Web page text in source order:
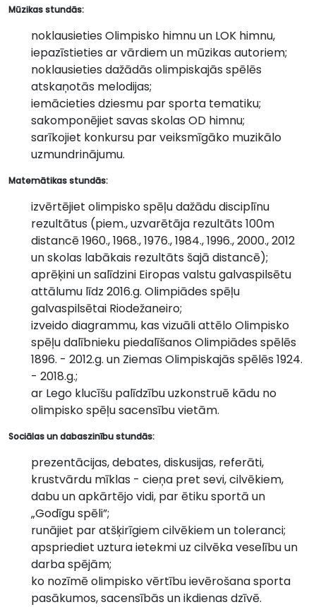
Mūzikas stundās:
noklausieties Olimpisko himnu un LOK himnu,
iepazīstieties ar vārdiem un mūzikas autoriem;
noklausieties dažādās olimpiskajās spēlēs
atskaņotās melodijas;
iemācieties dziesmu par sporta tematiku;
sakomponējiet savas skolas OD himnu;
sarīkojiet konkursu par veiksmīgāko muzikālo
uzmundrinājumu.
Matemātikas stundās:
izvērtējiet olimpisko spēļu dažādu disciplīnu
rezultātus (piem., uzvarētāja rezultāts 100m
distancē 1960., 1968., 1976., 1984., 1996., 2000., 2012
un skolas labākais rezultāts šajā distancē);
aprēķini un salīdzini Eiropas valstu galvaspilsētu
attālumu līdz 2016.g. Olimpiādes spēļu
galvaspilsētai Riodežaneiro;
izveido diagrammu, kas vizuāli attēlo Olimpisko
spēļu dalībnieku piedalīšanos Olimpiādes spēlēs
1896. - 2012.g. un Ziemas Olimpiskajās spēlēs 1924.
- 2018.g.;
ar Lego klucīšu palīdzību uzkonstruē kādu no
olimpisko spēļu sacensību vietām.
Sociālas un dabaszinību stundās:
prezentācijas, debates, diskusijas, referāti,
krustvārdu mīklas - cieņa pret sevi, cilvēkiem,
dabu un apkārtējo vidi, par ētiku sportā un
„Godīgu spēli”;
runājiet par atšķirīgiem cilvēkiem un toleranci;
apspriediet uztura ietekmi uz cilvēka veselību un
darba spējām;
ko nozīmē olimpisko vērtību ievērošana sporta
pasākumos, sacensībās un ikdienas dzīvē.